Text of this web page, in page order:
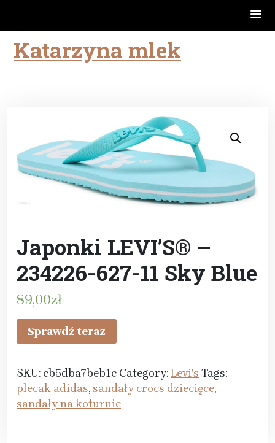
SkipKatarzyna mlek
Japonki LEVI’S® –
234226-627-11 Sky Blue
89,00zł
Sprawdź teraz
SKU: cb5dba7beb1c Category:Levi's Tags:
plecak adidas,sandały crocs dziecięce,
sandały na koturnie